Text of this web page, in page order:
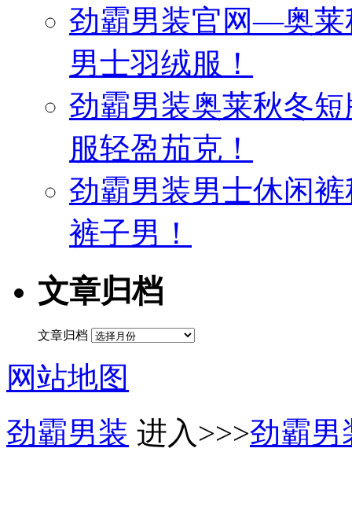
劲霸男装官网—奥莱
男士羽绒服！
劲霸男装奥莱秋冬
服轻盈茄克！
劲霸男装男士休闲
裤子男！
文章归档
文章归档
网站地图
劲霸男装 进入>>>劲霸男